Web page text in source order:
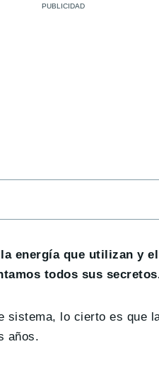
energía que utilizan y
todos sus
sistema, lo cierto es que
años.